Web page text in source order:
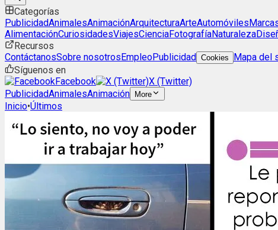
Categorías
PublicidadAnimalesAnimaciónArquitecturaArteAutomóviles
AlimentaciónCuriosidadesViajesCienciaFotografíaNaturaleza
Recursos
ContáctanosSobre nosotrosEmpleoPublicidad Cookies Mapa del
Síguenos en
Facebook
X (Twitter)
PublicidadAnimalesAnimación More
Inicio•Últimos